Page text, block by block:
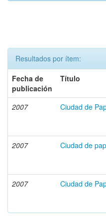
Resultados por ítem:
Fecha de
publicación
Título
2007 Ciudad de
2007
Ciudad de
2007
Ciudad de